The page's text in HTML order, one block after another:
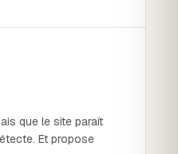
que le site paraît
Et propose